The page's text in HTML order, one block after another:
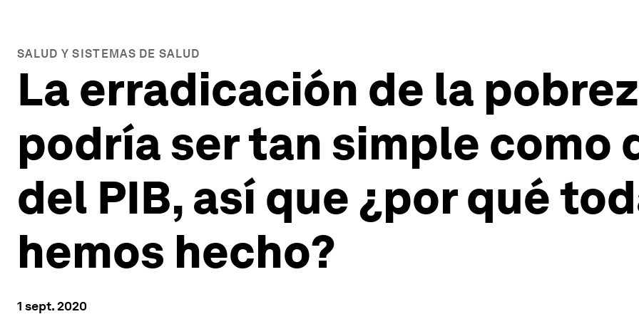
SALUD Y SISTEMAS DE SALUD
La erradicación de la
podría ser tan simple como
del PIB, así que ¿por qué
hemos hecho?
1 sept. 2020